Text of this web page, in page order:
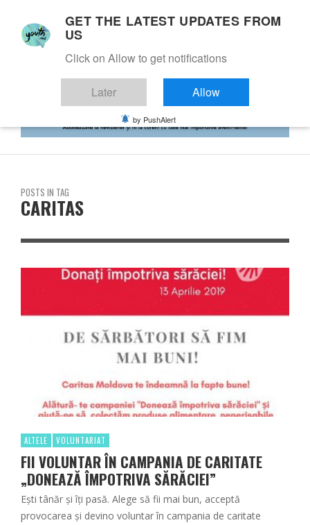
POSTS IN TAG
CARITAS
ALTELE VOLUNTARIAT
FII VOLUNTAR ÎN CAMPANIA DE CARITATE
„DONEAZĂ ÎMPOTRIVA SĂRĂCIEI”
Ești tânăr și îți pasă. Alege să fii mai bun, acceptă
provocarea și devino voluntar în campania de caritate
GET THE LATEST UPDATES FROM
US
Click on Allow to get notifications
Later Allow
by PushAlert